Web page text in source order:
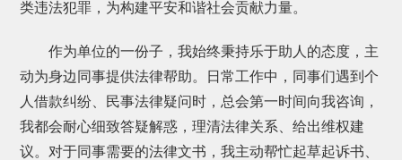
类违法犯罪，为构建平安和谐社会贡献力量。
作为单位的一份子，我始终秉持乐于助人的态度，主
动为身边同事提供法律帮助。日常工作中，同事们遇到个
人借款纠纷、民事法律疑问时，总会第一时间向我咨询，
我都会耐心细致答疑解惑，理清法律关系、给出维权建
议。对于同事需要的法律文书，我主动帮忙起草起诉书、